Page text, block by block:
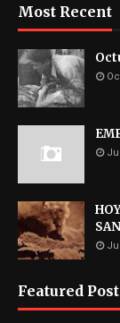
Most Recent
Featured